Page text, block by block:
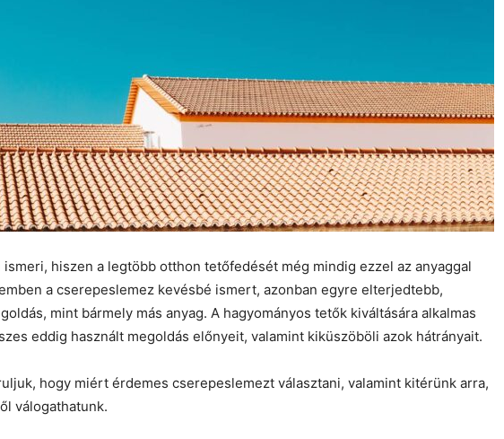
hiszen a legtöbb otthon tetőfedését még mindig ezzel az anyaggal
a cserepeslemez kevésbé ismert, azonban egyre elterjedtebb,
mint bármely más anyag. A hagyományos tetők kiváltására alkalmas
eddig használt megoldás előnyeit, valamint kiküszöböli azok hátrányait.
hogy miért érdemes cserepeslemezt választani, valamint kitérünk arra,
válogathatunk.